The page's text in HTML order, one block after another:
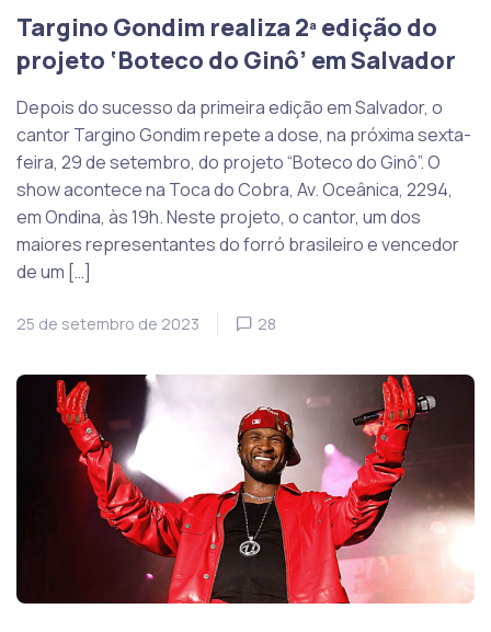
Targino Gondim realiza 2ª edição do
projeto ‘Boteco do Ginô’ em Salvador
Depois do sucesso da primeira edição em Salvador, o
cantor Targino Gondim repete a dose, na próxima sexta-
feira, 29 de setembro, do projeto “Boteco do Ginô”. O
show acontece na Toca do Cobra, Av. Oceânica, 2294,
em Ondina, às 19h. Neste projeto, o cantor, um dos
maiores representantes do forró brasileiro e vencedor
de um […]
25 de setembro de 2023 28